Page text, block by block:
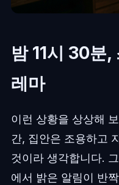
밤 11시 30분
레마
이런 상황을 상상해
간, 집안은 조용하고
것이라 생각합니다.
에서 밝은 알림이 반